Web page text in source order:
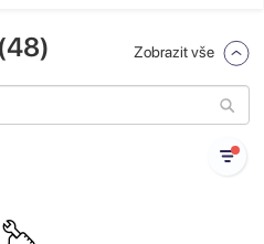
48) Zobrazit vše